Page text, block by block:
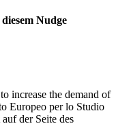
Nudge
increase the demand of
Europeo per lo Studio
der Seite des